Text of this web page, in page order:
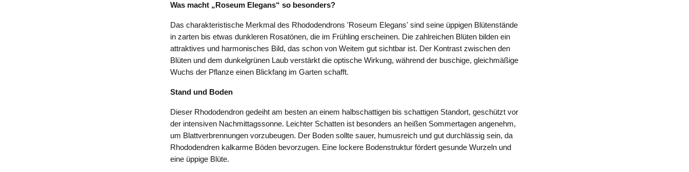
Was macht „Roseum Elegans“ so besonders?
Das charakteristische Merkmal des Rhododendrons 'Roseum Elegans' sind seine üppigen Blütenstände
in zarten bis etwas dunkleren Rosatönen, die im Frühling erscheinen. Die zahlreichen Blüten bilden ein
attraktives und harmonisches Bild, das schon von Weitem gut sichtbar ist. Der Kontrast zwischen den
Blüten und dem dunkelgrünen Laub verstärkt die optische Wirkung, während der buschige, gleichmäßige
Wuchs der Pflanze einen Blickfang im Garten schafft.
Stand und Boden
Dieser Rhododendron gedeiht am besten an einem halbschattigen bis schattigen Standort, geschützt vor
der intensiven Nachmittagssonne. Leichter Schatten ist besonders an heißen Sommertagen angenehm,
um Blattverbrennungen vorzubeugen. Der Boden sollte sauer, humusreich und gut durchlässig sein, da
Rhododendren kalkarme Böden bevorzugen. Eine lockere Bodenstruktur fördert gesunde Wurzeln und
eine üppige Blüte.